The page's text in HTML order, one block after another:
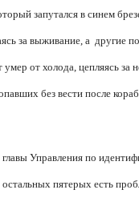
запутался в синем
за выживание, а другие
умер от холода, цепляясь
без вести после
Управления по
пятерых есть